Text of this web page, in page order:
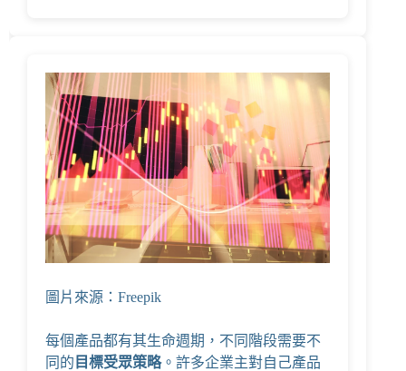
圖片來源：Freepik
每個產品都有其生命週期，不同階段需要不
同的 目標受眾策略。許多企業主對自己產品